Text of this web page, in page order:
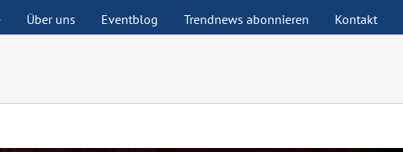
Über uns Eventblog Trendnews abonnieren Kontakt